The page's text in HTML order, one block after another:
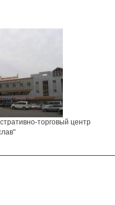
торговый центр